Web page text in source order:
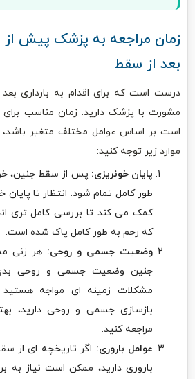
زمان مراجعه به پزشک پیش از
بعد از سقط
درست است که برای اقدام به بارداری
مشورت با پزشک دارید. زمان مناسب
است بر اساس عوامل مختلف متغیر باشد،
موارد زیر توجه کنید:
پایان خونریزی: پس از سقط جنین،
طور کامل تمام شود. انتظار تا
کمک می کند تا بررسی کامل تری
که رحم به طور کامل پاک شده است.
وضعیت جسمی و روحی: هر زنی
جنین وضعیت جسمی و روحی بدی
مشکلات زمینه ای مواجه هستید
بازسازی جسمی و روحی دارید،
مراجعه کنید.
عوامل باروری: اگر تاریخچه ای از
باروری دارید، ممکن است نیاز